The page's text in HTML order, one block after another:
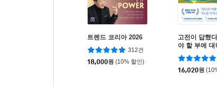
트렌드 코리아 2026
312건
18,000원 (10% 할인)
고전이 답했
야 할 부에 대
16,020원